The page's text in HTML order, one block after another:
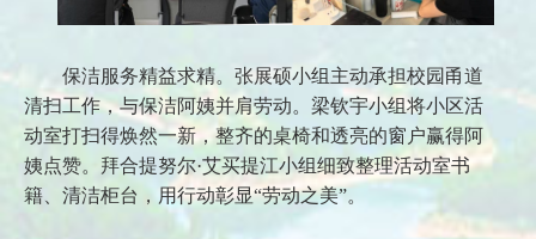
保洁服务精益求精。张展硕小组主动承担校园甬道
清扫工作，与保洁阿姨并肩劳动。梁钦宇小组将小区活
动室打扫得焕然一新，整齐的桌椅和透亮的窗户赢得阿
姨点赞。拜合提努尔·艾买提江小组细致整理活动室书
籍、清洁柜台，用行动彰显“劳动之美”。